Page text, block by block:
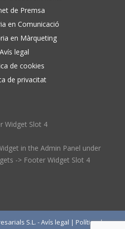
de Premsa
en Comunicació
en Màrqueting
Avís legal
de cookies
de privacitat
Widget Slot 4
in the Admin Panel under
-> Footer Widget Slot 4
S.L. -Avís legal | Política de